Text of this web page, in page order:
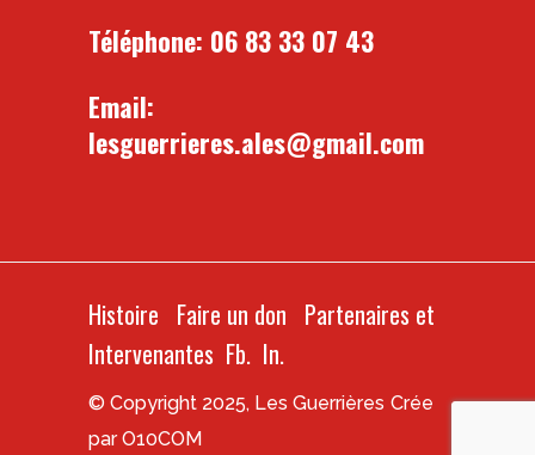
Téléphone: 06 83 33 07 43
Email:
lesguerrieres.ales@gmail.com
Histoire Faire un don Partenaires et
Intervenantes Fb. In.
© Copyright 2025, Les Guerrières Crée
par O10COM